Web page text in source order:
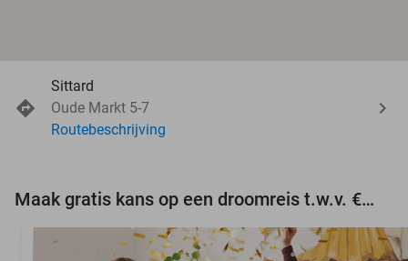
Sittard
Oude Markt 5-7
Routebeschrijving
Maak gratis kans op een droomreis t.w.v. €3.000!